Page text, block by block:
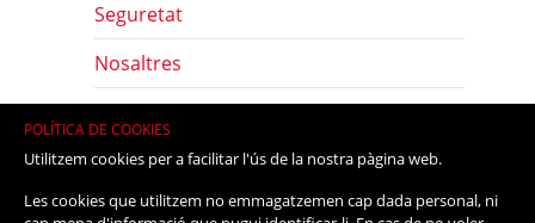
POLÍTICA DE COOKIES
Utilitzem cookies per a facilitar l'ús de la nostra pàgina web.
Les cookies que utilitzem no emmagatzemen cap dada personal, ni
Seguretat
Nosaltres
Com
Eines
Maquinari lliure